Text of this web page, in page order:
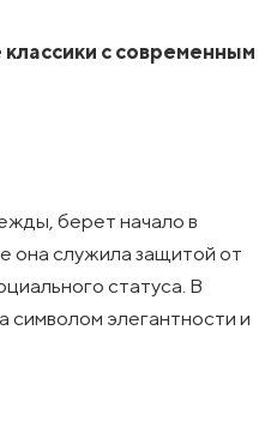
с современным
берет начало в
она служила защитой от
статуса. В
символом элегантности и